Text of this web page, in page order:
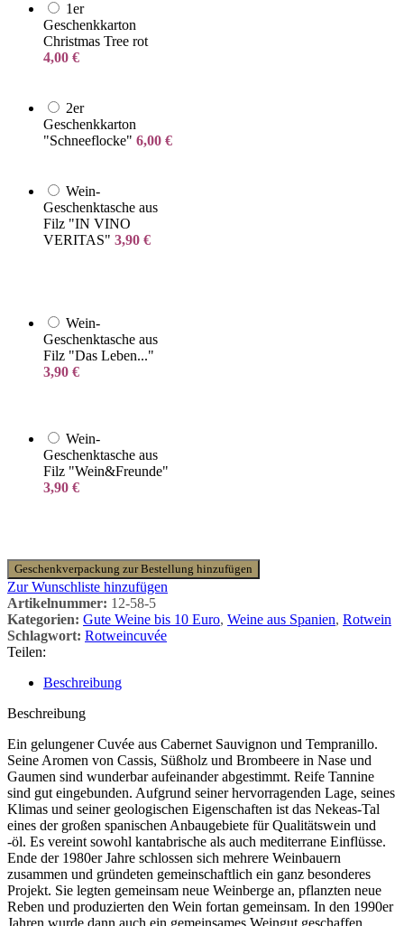
1er
Geschenkkarton
Christmas Tree rot
4,00 €
2er
Geschenkkarton
"Schneeflocke" 6,00 €
Wein-
Geschenktasche aus
Filz "IN VINO
VERITAS" 3,90 €
Wein-
Geschenktasche aus
Filz "Das Leben..."
3,90 €
Wein-
Geschenktasche aus
Filz "Wein&Freunde"
3,90 €
Geschenkverpackung zur Bestellung hinzufügen
Zur Wunschliste hinzufügen
Artikelnummer: 12-58-5
Kategorien: Gute Weine bis 10 Euro, Weine aus Spanien, Rotwein
Schlagwort: Rotweincuvée
Teilen:
Beschreibung
Beschreibung
Ein gelungener Cuvée aus Cabernet Sauvignon und Tempranillo.
Seine Aromen von Cassis, Süßholz und Brombeere in Nase und
Gaumen sind wunderbar aufeinander abgestimmt. Reife Tannine
sind gut eingebunden. Aufgrund seiner hervorragenden Lage, seines
Klimas und seiner geologischen Eigenschaften ist das Nekeas-Tal
eines der großen spanischen Anbaugebiete für Qualitätswein und
-öl. Es vereint sowohl kantabrische als auch mediterrane Einflüsse.
Ende der 1980er Jahre schlossen sich mehrere Weinbauern
zusammen und gründeten gemeinschaftlich ein ganz besonderes
Projekt. Sie legten gemeinsam neue Weinberge an, pflanzten neue
Reben und produzierten den Wein fortan gemeinsam. In den 1990er